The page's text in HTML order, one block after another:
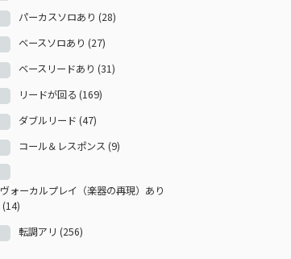
パーカスソロあり (28)
ベースソロあり (27)
ベースリードあり (31)
リードが回る (169)
ダブルリード (47)
コール＆レスポンス (9)
ヴォーカルプレイ（楽器の再現）あり
(14)
転調アリ (256)